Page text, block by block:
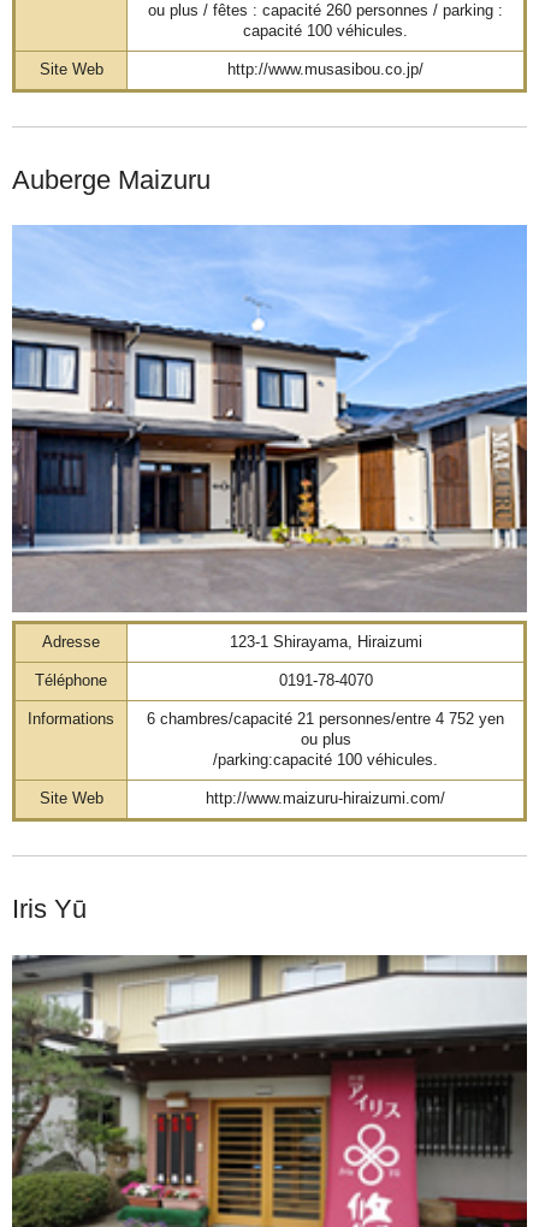
ou plus / fêtes : capacité 260 personnes / parking :
capacité 100 véhicules.
Site Web http://www.musasibou.co.jp/
Auberge Maizuru
Adresse 123-1 Shirayama, Hiraizumi
Téléphone 0191-78-4070
Informations
6 chambres/capacité 21 personnes/entre 4 752 yen
ou plus
/parking:capacité 100 véhicules.
Site Web http://www.maizuru-hiraizumi.com/
Iris Yū